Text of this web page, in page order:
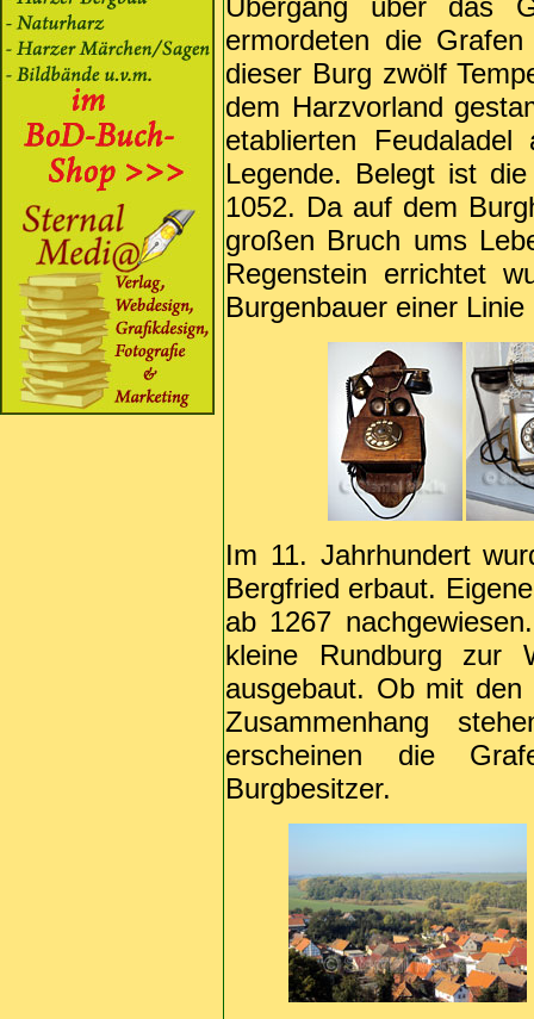
Übergang über das
ermordeten die
dieser Burg zwölf
dem Harzvorland
etablierten
Legende. Belegt ist
1052. Da auf dem
großen Bruch ums
Regenstein errichtet
Burgenbauer einer
Im 11. Jahrhundert
Bergfried erbaut.
ab 1267
kleine Rundburg zur
ausgebaut. Ob mit den
Zusammenhang
erscheinen die
Burgbesitzer.